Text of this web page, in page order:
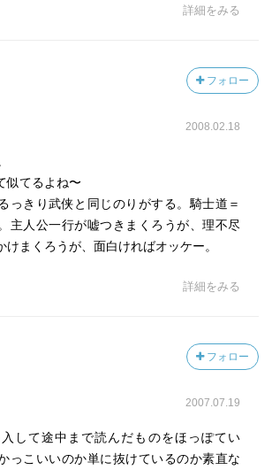
詳細をみる
フォロー
2008.02.18
似てるよね〜
っきり武侠と同じのりがする。騎士道＝
主人公一行が嘘つきまくろうが、理不尽
けまくろうが、面白ければオッケー。
詳細をみる
フォロー
2007.07.19
して途中まで読んだものをほっぽてい
っこいいのか単に抜けているのか素直な